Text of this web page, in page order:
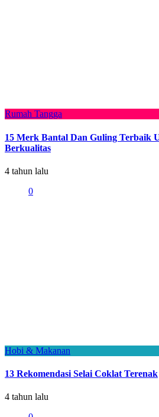
Rumah Tangga
15 Merk Bantal Dan Guling Terbaik
Berkualitas
4 tahun lalu
0
Hobi & Makanan
13 Rekomendasi Selai Coklat Terenak
4 tahun lalu